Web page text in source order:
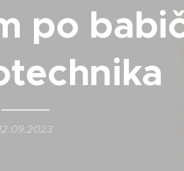
po
12.09.2023